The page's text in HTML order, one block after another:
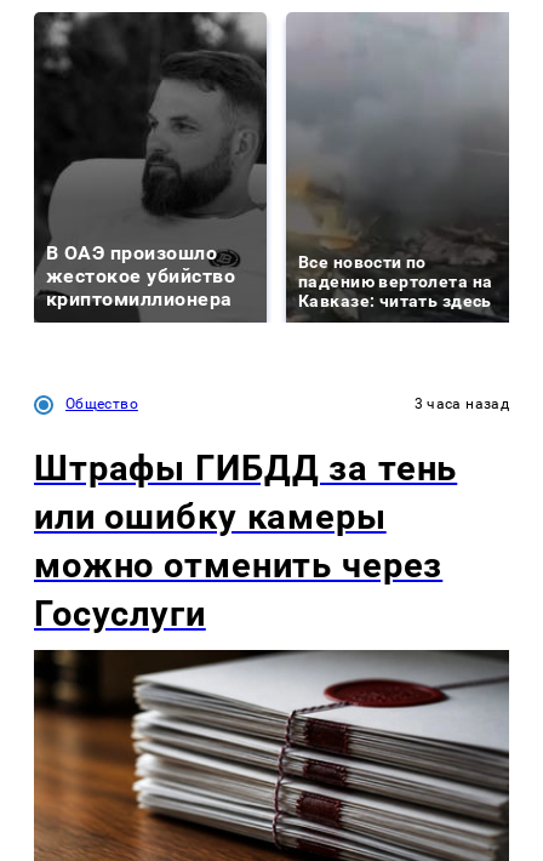
В ОАЭ произошло
жестокое убийство
криптомиллионера
Все новости по
падению вертолета на
Кавказе: читать здесь
Общество 3 часа назад
Штрафы ГИБДД за тень
или ошибку камеры
можно отменить через
Госуслуги